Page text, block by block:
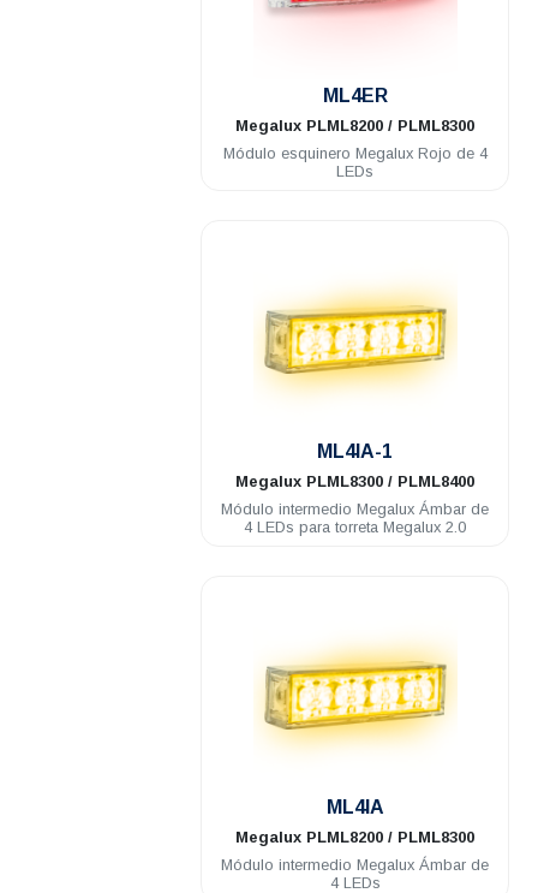
ML4ER
Megalux PLML8200 / PLML8300
Módulo esquinero Megalux Rojo de 4
LEDs
ML4IA-1
Megalux PLML8300 / PLML8400
Módulo intermedio Megalux Ámbar de
4 LEDs para torreta Megalux 2.0
ML4IA
Megalux PLML8200 / PLML8300
Módulo intermedio Megalux Ámbar de
4 LEDs